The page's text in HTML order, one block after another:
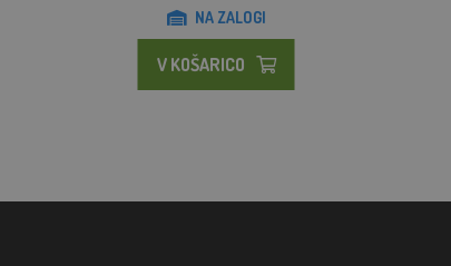
NA ZALOGI
V KOŠARICO